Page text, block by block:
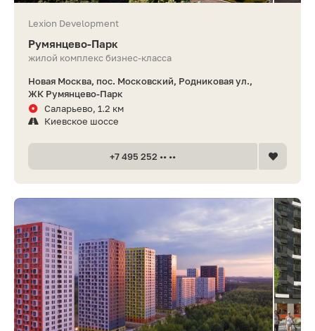
Lexion Development
Румянцево-Парк
жилой комплекс бизнес-класса
Новая Москва, пос. Московский, Родниковая ул.,
ЖК Румянцево-Парк
Саларьево, 1.2 км
Киевское шоссе
+7 495 252 •• ••